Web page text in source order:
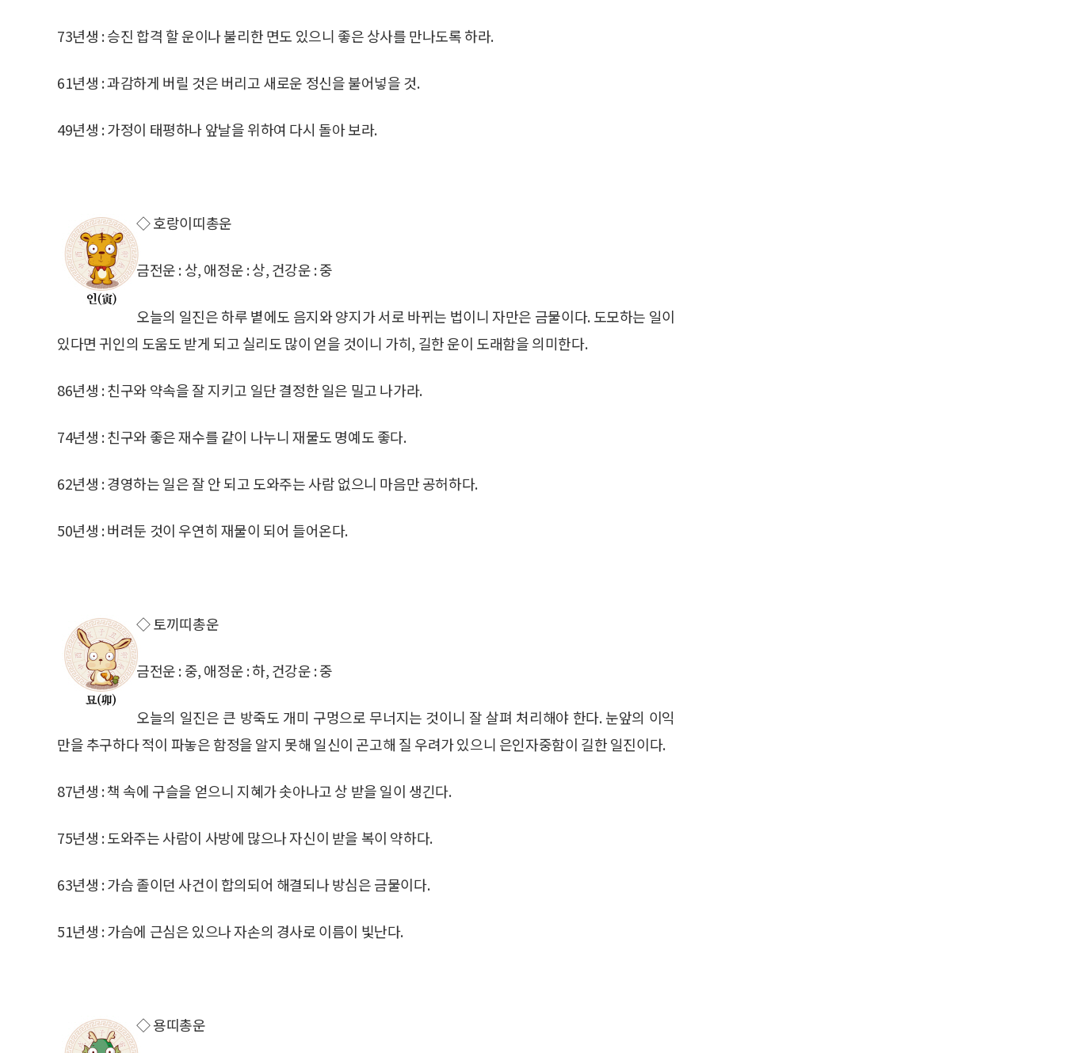
73년생 : 승진 합격 할 운이나 불리한 면도 있으니 좋은 상사를 만나도록 하라.
61년생 : 과감하게 버릴 것은 버리고 새로운 정신을 불어넣을 것.
49년생 : 가정이 태평하나 앞날을 위하여 다시 돌아 보라.
◇ 호랑이띠총운
금전운 : 상, 애정운 : 상, 건강운 : 중
오늘의 일진은 하루 볕에도 음지와 양지가 서로 바뀌는 법이니 자만은 금물이다. 도모하는 일이
있다면 귀인의 도움도 받게 되고 실리도 많이 얻을 것이니 가히, 길한 운이 도래함을 의미한다.
86년생 : 친구와 약속을 잘 지키고 일단 결정한 일은 밀고 나가라.
74년생 : 친구와 좋은 재수를 같이 나누니 재물도 명예도 좋다.
62년생 : 경영하는 일은 잘 안 되고 도와주는 사람 없으니 마음만 공허하다.
50년생 : 버려둔 것이 우연히 재물이 되어 들어온다.
◇ 토끼띠총운
금전운 : 중, 애정운 : 하, 건강운 : 중
오늘의 일진은 큰 방죽도 개미 구멍으로 무너지는 것이니 잘 살펴 처리해야 한다. 눈앞의 이익
만을 추구하다 적이 파놓은 함정을 알지 못해 일신이 곤고해 질 우려가 있으니 은인자중함이 길한 일진이다.
87년생 : 책 속에 구슬을 얻으니 지혜가 솟아나고 상 받을 일이 생긴다.
75년생 : 도와주는 사람이 사방에 많으나 자신이 받을 복이 약하다.
63년생 : 가슴 졸이던 사건이 합의되어 해결되나 방심은 금물이다.
51년생 : 가슴에 근심은 있으나 자손의 경사로 이름이 빛난다.
◇ 용띠총운